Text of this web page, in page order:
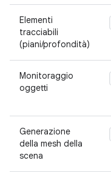
Elementi
tracciabili
(piani/profondità)
Monitoraggio
oggetti
Generazione
della mesh della
scena